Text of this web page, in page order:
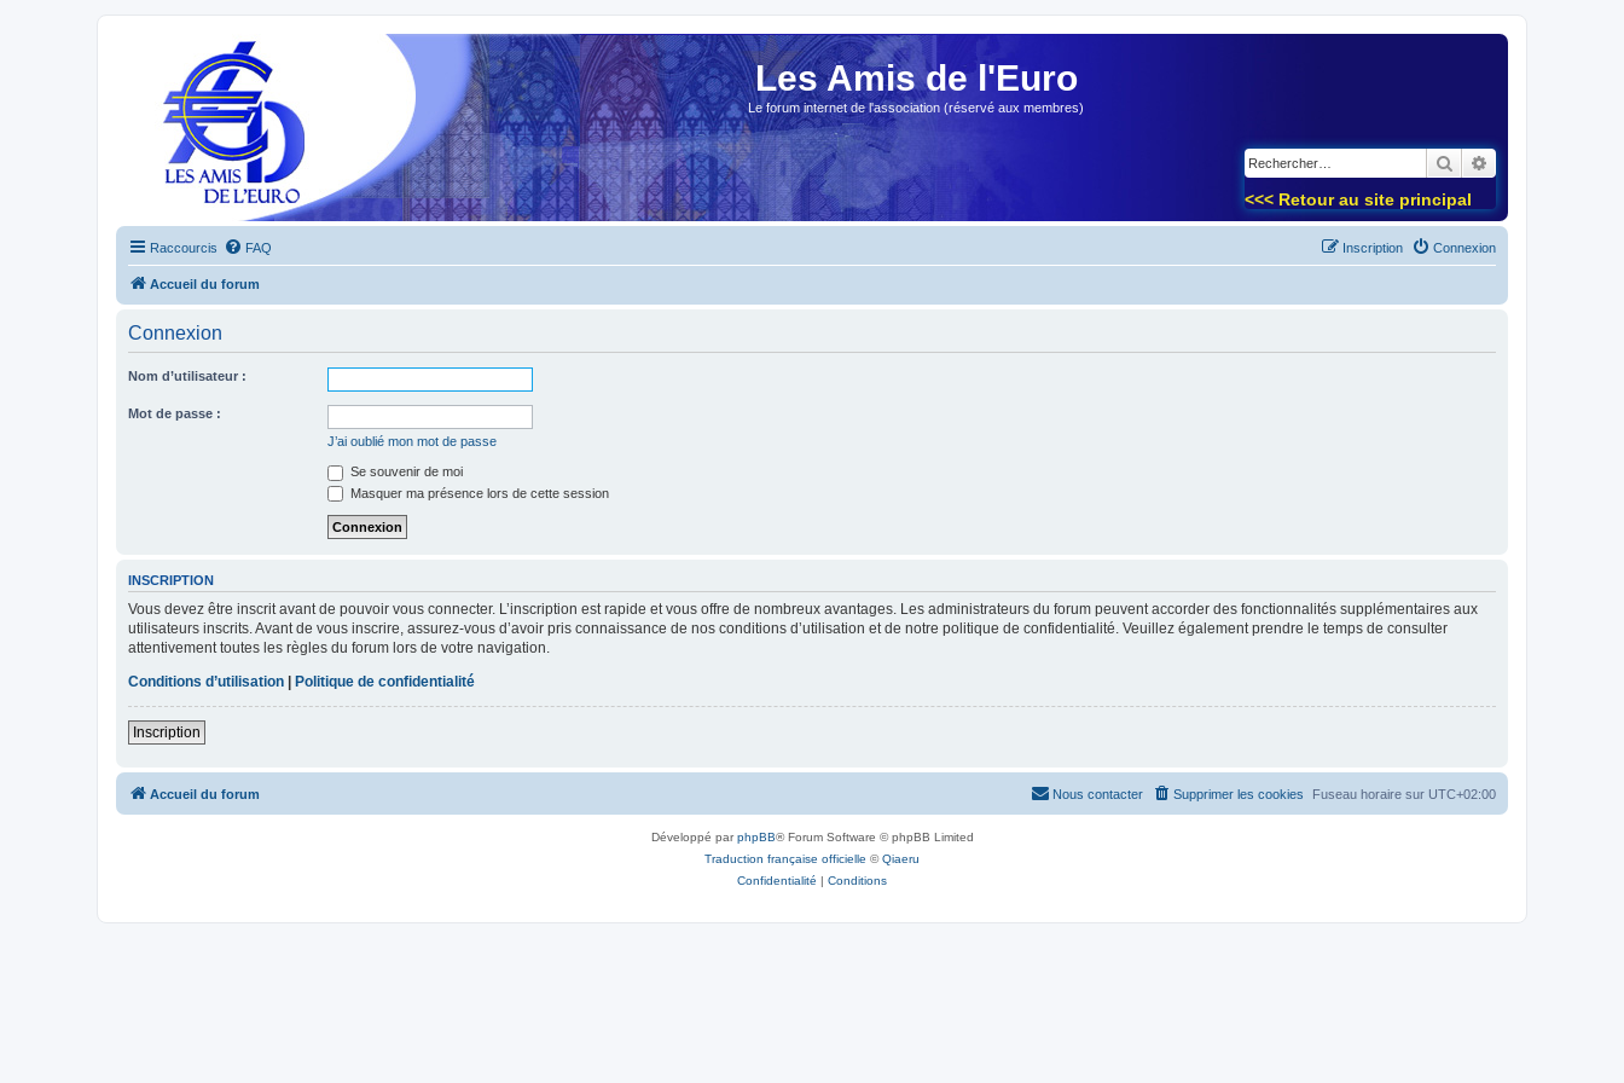
Les Amis de l'Euro
Le forum internet de l'association (réservé aux membres)
Rechercher
<<< Retour au site principal
Raccourcis FAQ Connexion
Inscription
Accueil du forum
Connexion
Nom d’utilisateur :
Mot de passe :
J’ai oublié mon mot de passe
Se souvenir de moi
Masquer ma présence lors de cette session
INSCRIPTION
Vous devez être inscrit avant de pouvoir vous connecter. L’inscription est rapide et vous offre de nombreux avantages. Les administrateurs du forum peuvent accorder des fonctionnalités supplémentaires aux
utilisateurs inscrits. Avant de vous inscrire, assurez-vous d’avoir pris connaissance de nos conditions d’utilisation et de notre politique de confidentialité. Veuillez également prendre le temps de consulter
attentivement toutes les règles du forum lors de votre navigation.
Conditions d’utilisation | Politique de confidentialité
Inscription
Accueil du forum Fuseau horaire sur UTC+02:00
Supprimer les cookies
Nous contacter
Développé parphpBB® Forum Software © phpBB Limited
Traduction française officielle ©Qiaeru
Confidentialité | Conditions